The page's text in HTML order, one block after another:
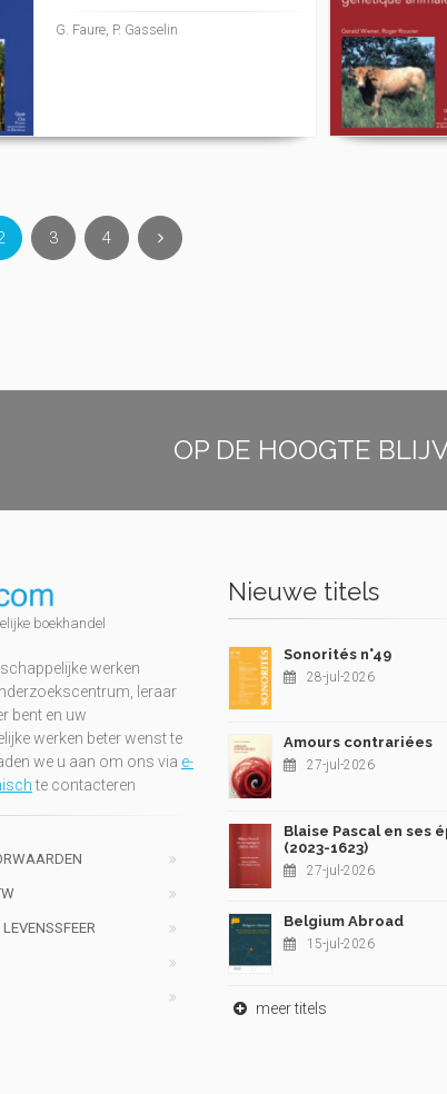
G. Faure, P. Gasselin
3 4
OP DE HOOGTE
boekhandel
werken
leraar
bent en uw
werken beter wenst te
we u aan om ons via e-
te contacteren
Nieuwe titels
Sonorités n°49
28-jul-2026
Amours contrariées
27-jul-2026
Blaise Pascal en ses
(2023-1623)
27-jul-2026
Belgium Abroad
15-jul-2026
meer titels